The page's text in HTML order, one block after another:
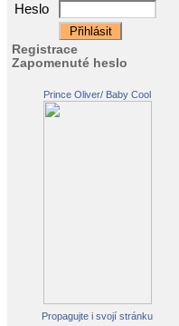
Heslo
Registrace
Zapomenuté heslo
Prince Oliver/ Baby Cool
Propagujte i svojí stránku